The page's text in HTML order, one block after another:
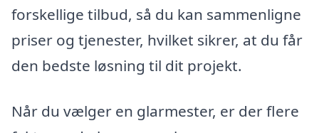
forskellige tilbud, så du kan sammenligne
priser og tjenester, hvilket sikrer, at du får
den bedste løsning til dit projekt.
Når du vælger en glarmester, er der flere